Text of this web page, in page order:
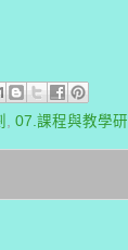
07.課程與教學